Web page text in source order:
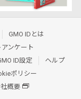
GMO IDとは
ンケート
ID設定
ヘルプ
ポリシー
概要